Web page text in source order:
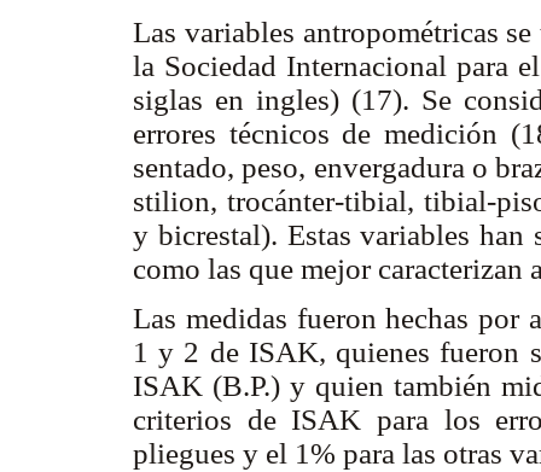
Las variables antropométricas
la Sociedad Internacional para
siglas en ingles) (17). Se
errores técnicos de medición
sentado, peso, envergadura o
stilion, trocánter-tibial, tibial-
y bicrestal). Estas variables
como las que mejor caracterizan
Las medidas fueron hechas por
1 y 2 de ISAK, quienes fueron
ISAK (B.P.) y quien también
criterios de ISAK para los
pliegues y el 1% para las otras